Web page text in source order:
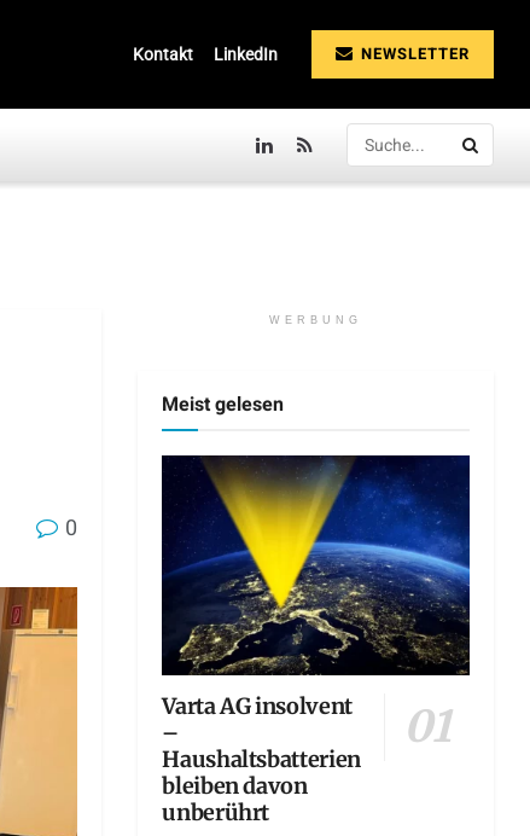
Kontakt LinkedIn NEWSLETTER
0
WERBUNG
Meist gelesen
Varta AG insolvent
–
Haushaltsbatterien
bleiben davon
unberührt